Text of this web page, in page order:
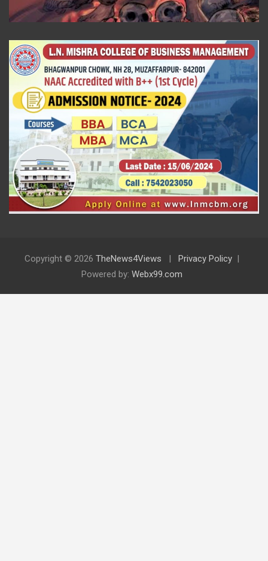
Copyright © 2026 TheNews4Views
Privacy Policy
Powered by: Webx99.com